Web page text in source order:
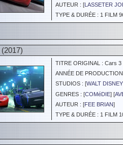
AUTEUR : [LASSETER
TYPE & DURÉE : 1 FILM
(2017)
TITRE ORIGINAL : Cars 3
ANNÉE DE
STUDIOS : [WALT
GENRES : [COMéDIE] [
AUTEUR : [FEE BRIAN]
TYPE & DURÉE : 1 FILM